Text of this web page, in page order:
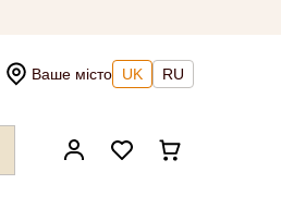
Ваше місто UK RU